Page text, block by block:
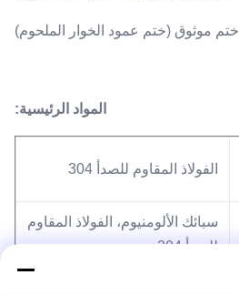
ختم موثوق (ختم عمود الخوار الملحوم)
المواد الرئيسية:
الفولاذ المقاوم للصدأ 304
سبائك الألومنيوم، الفولاذ المقاوم
للصدأ 304